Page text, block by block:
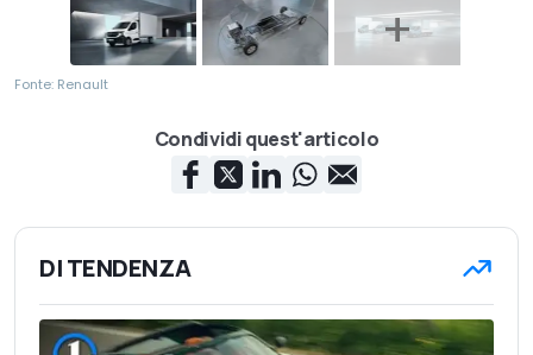
Fonte: Renault
Condividi quest'articolo
DI TENDENZA